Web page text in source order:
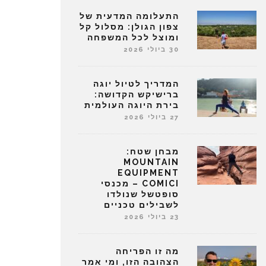
התעלומה המדעית של
צפון הגולן: מסלול קל
ומוצל לכל המשפחה
30 ביולי 2026
המדריך לטיול יוגה
ברישיקש הקדושה:
בירת היוגה העולמית
27 ביולי 2026
מבחן שטח:
MOUNTAIN
EQUIPMENT
COMICI – מכנסי
סופטשל שנולדו
לשבילים טכניים
23 ביולי 2026
מה זו הפריחה
הצהובה הזו, ומי אמר